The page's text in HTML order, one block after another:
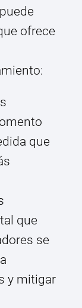
ofrece
que
que
se
y mitigar